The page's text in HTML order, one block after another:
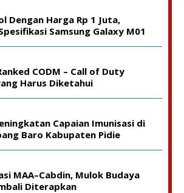
Dengan Harga Rp 1 Juta,
Samsung Galaxy M01
CODM – Call of Duty
Harus Diketahui
Capaian Imunisasi di
Baro Kabupaten Pidie
MAA–Cabdin, Mulok Budaya
Diterapkan